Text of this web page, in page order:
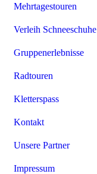
Mehrtagestouren
Verleih Schneeschuhe
Gruppenerlebnisse
Radtouren
Kletterspass
Kontakt
Unsere Partner
Impressum